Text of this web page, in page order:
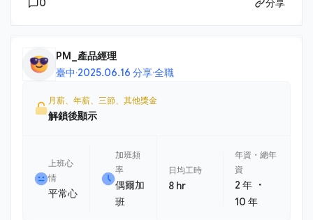
PM_產品經理
臺中·2025.06.16 分享·全職
月薪、年薪、三節、其他獎金
解鎖後顯示
上班心
情
平常心
加班頻
率
偶爾加
班
日均工時
8 hr
年資・總年
資
2 年 ・
10 年